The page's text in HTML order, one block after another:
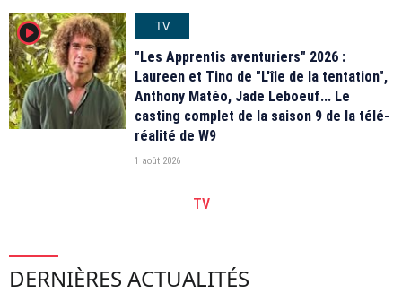
player2
TV
"Les Apprentis aventuriers" 2026 :
Laureen et Tino de "L'île de la tentation",
Anthony Matéo, Jade Leboeuf... Le
casting complet de la saison 9 de la télé-
réalité de W9
1 août 2026
TV
DERNIÈRES ACTUALITÉS